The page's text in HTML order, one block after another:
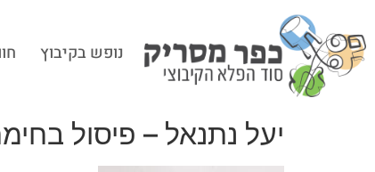
נופש בקיבוץ
יעל נתנאל – פיסול